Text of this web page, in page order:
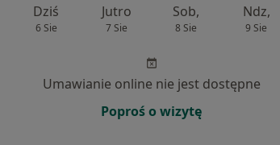
Dziś
6 Sie
Jutro
7 Sie
Sob,
8 Sie
Ndz,
9 Sie
Umawianie online nie jest dostępne
Poproś o wizytę